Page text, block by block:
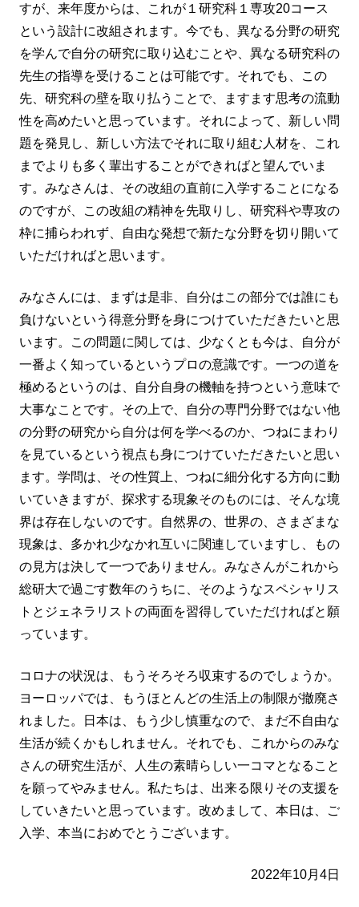
すが、来年度からは、これが１研究科１専攻20コース
という設計に改組されます。今でも、異なる分野の研究
を学んで自分の研究に取り込むことや、異なる研究科の
先生の指導を受けることは可能です。それでも、この
先、研究科の壁を取り払うことで、ますます思考の流動
性を高めたいと思っています。それによって、新しい問
題を発見し、新しい方法でそれに取り組む人材を、これ
までよりも多く輩出することができればと望んでいま
す。みなさんは、その改組の直前に入学することになる
のですが、この改組の精神を先取りし、研究科や専攻の
枠に捕らわれず、自由な発想で新たな分野を切り開いて
いただければと思います。
みなさんには、まずは是非、自分はこの部分では誰にも
負けないという得意分野を身につけていただきたいと思
います。この問題に関しては、少なくとも今は、自分が
一番よく知っているというプロの意識です。一つの道を
極めるというのは、自分自身の機軸を持つという意味で
大事なことです。その上で、自分の専門分野ではない他
の分野の研究から自分は何を学べるのか、つねにまわり
を見ているという視点も身につけていただきたいと思い
ます。学問は、その性質上、つねに細分化する方向に動
いていきますが、探求する現象そのものには、そんな境
界は存在しないのです。自然界の、世界の、さまざまな
現象は、多かれ少なかれ互いに関連していますし、もの
の見方は決して一つでありません。みなさんがこれから
総研大で過ごす数年のうちに、そのようなスペシャリス
トとジェネラリストの両面を習得していただければと願
っています。
コロナの状況は、もうそろそろ収束するのでしょうか。
ヨーロッパでは、もうほとんどの生活上の制限が撤廃さ
れました。日本は、もう少し慎重なので、まだ不自由な
生活が続くかもしれません。それでも、これからのみな
さんの研究生活が、人生の素晴らしい一コマとなること
を願ってやみません。私たちは、出来る限りその支援を
していきたいと思っています。改めまして、本日は、ご
入学、本当におめでとうございます。
2022年10月4日